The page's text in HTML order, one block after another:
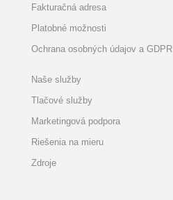
Fakturačná adresa
Platobné možnosti
Ochrana osobných údajov a GDPR
Naše služby
Tlačové služby
Marketingová podpora
Riešenia na mieru
Zdroje